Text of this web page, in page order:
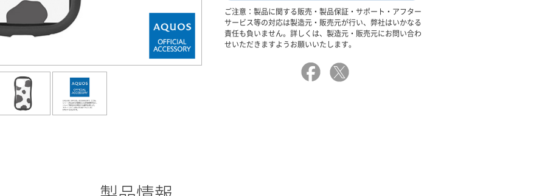
ご注意：製品に関する販売・製品保証・サポート・アフター
サービス等の対応は製造元・販売元が行い、弊社はいかなる
責任も負いません。詳しくは、製造元・販売元にお問い合わ
せいただきますようお願いいたします。